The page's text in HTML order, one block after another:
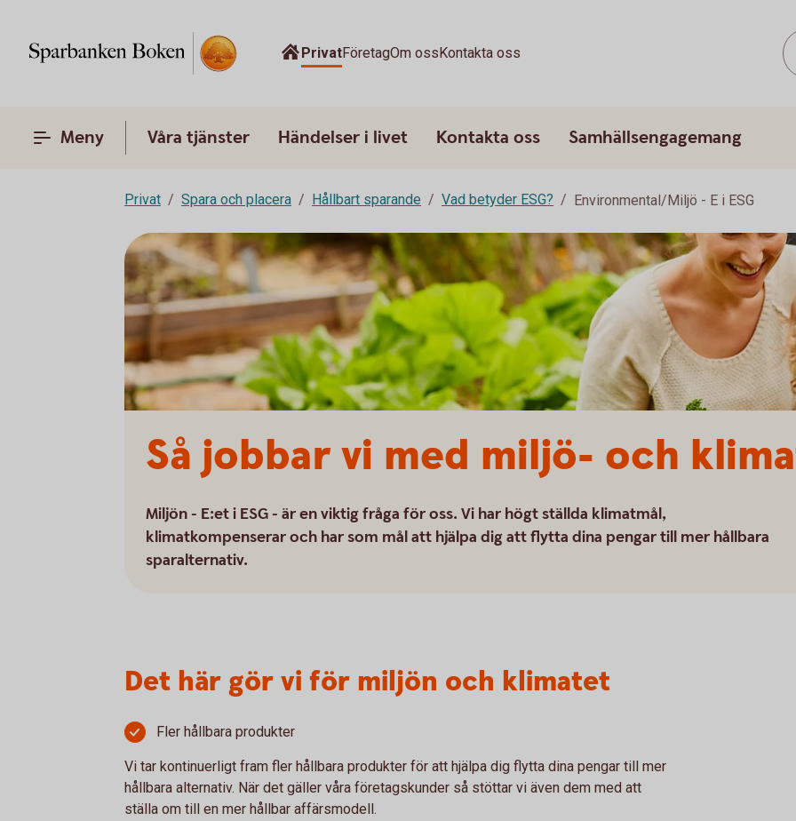
PrivatFöretagOm ossKontakta oss
Meny Våra tjänster Händelser i livet Kontakta oss Samhällsengagemang
Privat Spara och placera Hållbart sparande Vad betyder ESG? Environmental/Miljö - E i ESG
Så jobbar vi med miljö- och
Miljön - E:et i ESG - är en viktig fråga för oss. Vi har högt ställda klimatmål,
klimatkompenserar och har som mål att hjälpa dig att flytta dina pengar till mer hållbara
sparalternativ.
Det här gör vi för miljön och klimatet
Fler hållbara produkter
Vi tar kontinuerligt fram fler hållbara produkter för att hjälpa dig flytta dina pengar till mer
hållbara alternativ. När det gäller våra företagskunder så stöttar vi även dem med att
ställa om till en mer hållbar affärsmodell.